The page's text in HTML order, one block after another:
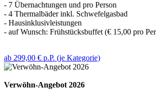
- 7 Übernachtungen und pro Person
- 4 Thermalbäder inkl. Schwefelgasbad
- Hausinklusivleistungen
- auf Wunsch: Frühstücksbuffet (€ 15,00 pro
ab 299,00 € p.P. (je Kategorie)
Verwöhn-Angebot 2026